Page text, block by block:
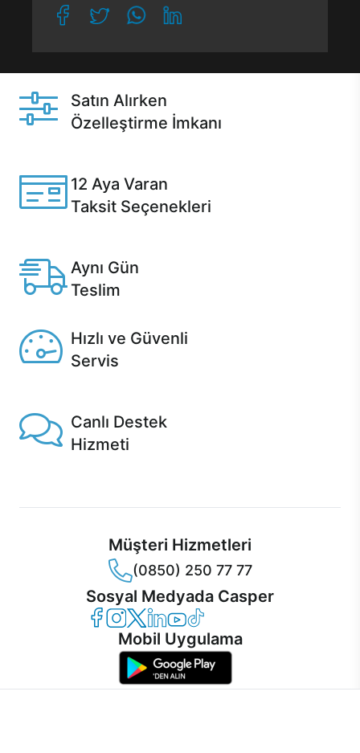
Satın Alırken
Özelleştirme İmkanı
12 Aya Varan
Taksit Seçenekleri
Aynı Gün
Teslim
Hızlı ve Güvenli
Servis
Canlı Destek
Hizmeti
Müşteri Hizmetleri
(0850) 250 77 77
Sosyal Medyada Casper
Casper Facebook
Casper Instagram
Casper Twitter
Casper LinkedIn
Casper YouTube
Casper TikTok
Mobil Uygulama